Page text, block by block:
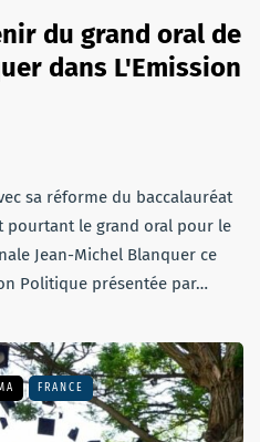
du grand oral de
dans L'Emission
sa réforme du baccalauréat
pourtant le grand oral pour le
Jean-Michel Blanquer ce
Politique présentée par…
FRANCE